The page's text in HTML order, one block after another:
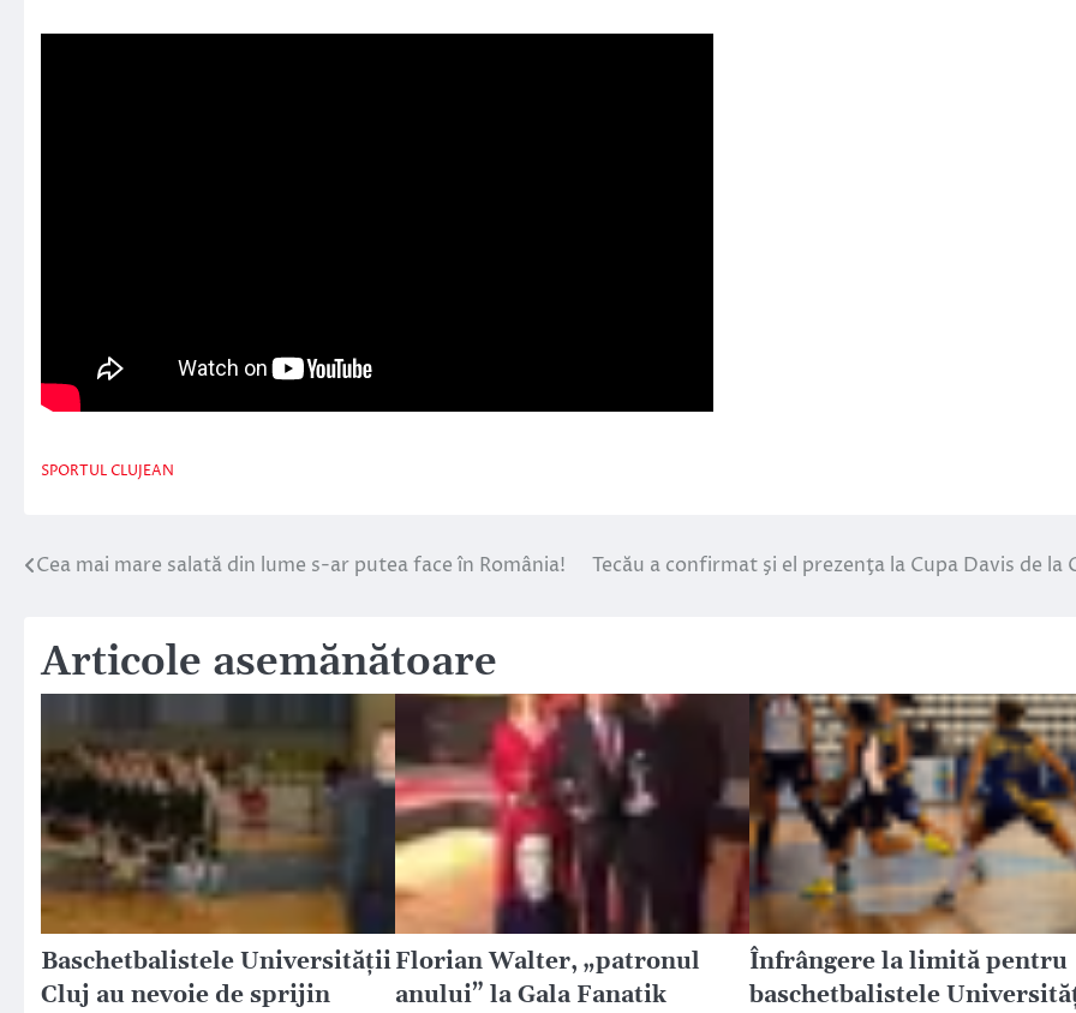
SPORTUL CLUJEAN
Navigare
articole
Cea mai mare salată din lume s-ar putea face în România! Tecău a confirmat şi el prezenţa la Cupa Davis de la
Articole asemănătoare
Baschetbalistele Universității
Cluj au nevoie de sprijin
Florian Walter, „patronul
anului” la Gala Fanatik
Înfrângere la limită pentru
baschetbalistele